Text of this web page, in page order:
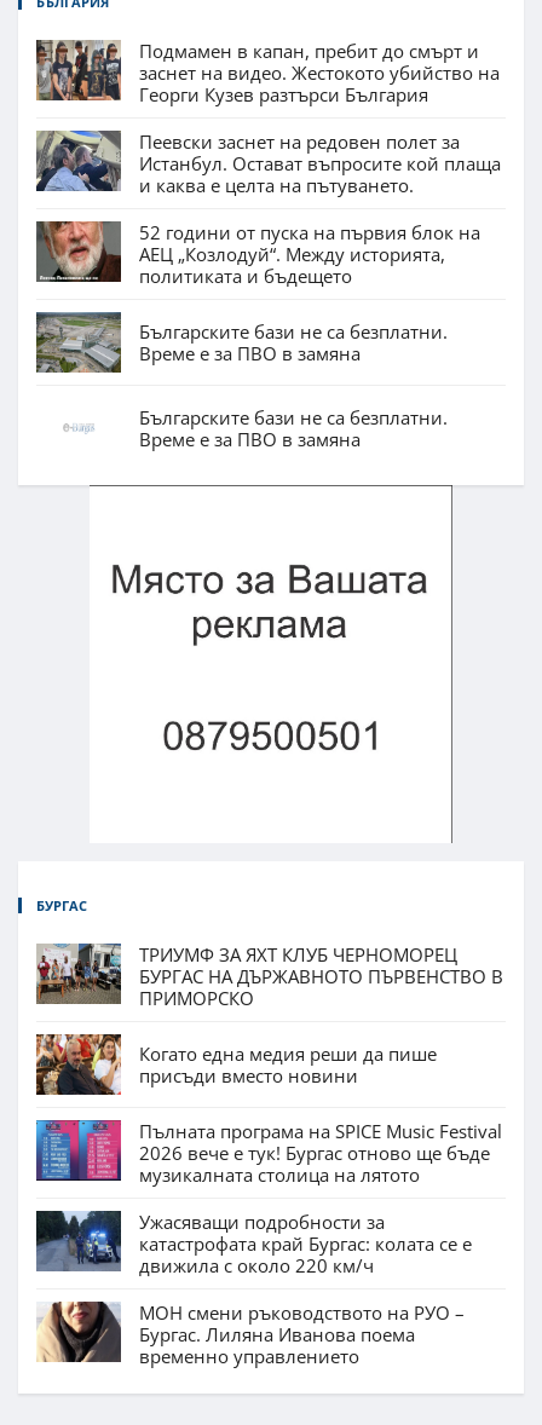
Подмамен в капан, пребит до смърт и
заснет на видео. Жестокото убийство на
Георги Кузев разтърси България
Пеевски заснет на редовен полет за
Истанбул. Остават въпросите кой плаща
и каква е целта на пътуването.
52 години от пуска на първия блок на
АЕЦ „Козлодуй“. Между историята,
политиката и бъдещето
Българските бази не са безплатни.
Време е за ПВО в замяна
Българските бази не са безплатни.
Време е за ПВО в замяна
БУРГАС
ТРИУМФ ЗА ЯХТ КЛУБ ЧЕРНОМОРЕЦ
БУРГАС НА ДЪРЖАВНОТО ПЪРВЕНСТВО В
ПРИМОРСКО
Когато една медия реши да пише
присъди вместо новини
Пълната програма на SPICE Music Festival
2026 вече е тук! Бургас отново ще бъде
музикалната столица на лятото
Ужасяващи подробности за
катастрофата край Бургас: колата се е
движила с около 220 км/ч
МОН смени ръководството на РУО –
Бургас. Лиляна Иванова поема
временно управлението